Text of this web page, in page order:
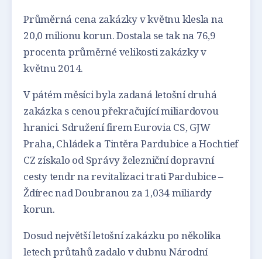
Průměrná cena zakázky v květnu klesla na
20,0 milionu korun. Dostala se tak na 76,9
procenta průměrné velikosti zakázky v
květnu 2014.
V pátém měsíci byla zadaná letošní druhá
zakázka s cenou překračující miliardovou
hranici. Sdružení firem Eurovia CS, GJW
Praha, Chládek a Tintěra Pardubice a Hochtief
CZ získalo od Správy železniční dopravní
cesty tendr na revitalizaci trati Pardubice –
Ždírec nad Doubranou za 1,034 miliardy
korun.
Dosud největší letošní zakázku po několika
letech průtahů zadalo v dubnu Národní